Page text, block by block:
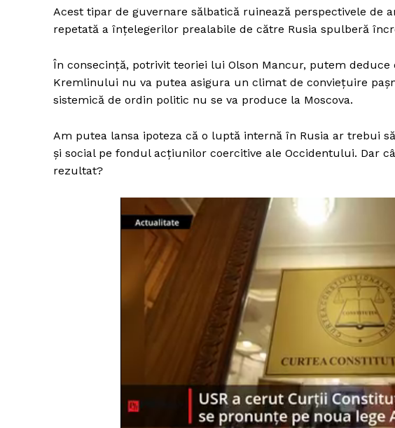
Un proiect
FREEDOM HOUSE
ROMÂNIA
Acest tipar de guvernare sălbatică ruinează perspectivele de
repetată a înțelegerilor prealabile de către Rusia spulberă
În consecință, potrivit teoriei lui Olson Mancur, putem
Kremlinului nu va putea asigura un climat de conviețuire
sistemică de ordin politic nu se va produce la Moscova.
Am putea lansa ipoteza că o luptă internă în Rusia ar trebui
și social pe fondul acțiunilor coercitive ale Occidentului. Dar
rezultat?